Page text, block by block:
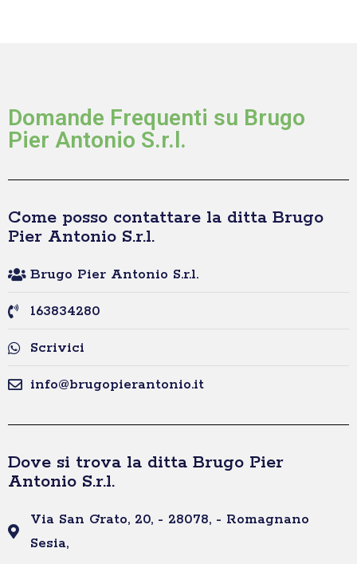
Domande Frequenti su Brugo
Pier Antonio S.r.l.
Come posso contattare la ditta Brugo
Pier Antonio S.r.l.
Brugo Pier Antonio S.r.l.
163834280
Scrivici
info@brugopierantonio.it
Dove si trova la ditta Brugo Pier
Antonio S.r.l.
Via San Grato, 20, - 28078, - Romagnano
Sesia,